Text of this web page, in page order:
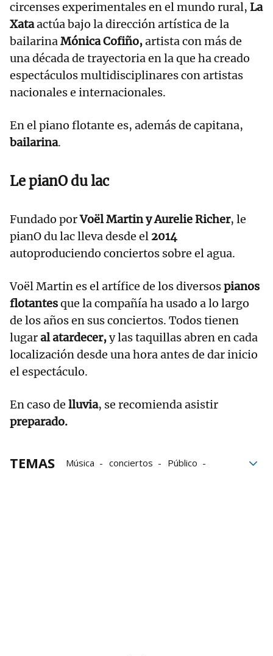
circenses experimentales en el mundo rural, La
Xataactúa bajo la dirección artística de la
bailarinaMónica Cofiño,artista con más de
una década de trayectoria en la que ha creado
espectáculos multidisciplinares con artistas
nacionales e internacionales.
En el piano flotante es, además de capitana,
bailarina.
Le pianO du lac
Fundado porVoël Martin y Aurelie Richer, le
pianO du lac lleva desde el 2014
autoproduciendo conciertos sobre el agua.
Voël Martin es el artífice de los diversospianos
flotantesque la compañía ha usado a lo largo
de los años en sus conciertos. Todos tienen
lugaral atardecer,y las taquillas abren en cada
localización desde una hora antes de dar inicio
el espectáculo.
En caso de lluvia, se recomienda asistir
preparado.
TEMAS Música conciertos
Público